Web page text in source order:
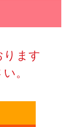
ります
。